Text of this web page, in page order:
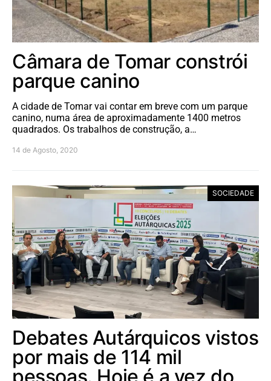
Câmara de Tomar constrói
parque canino
A cidade de Tomar vai contar em breve com um parque
canino, numa área de aproximadamente 1400 metros
quadrados. Os trabalhos de construção, a…
14 de Agosto, 2020
SOCIEDADE
Debates Autárquicos vistos
por mais de 114 mil